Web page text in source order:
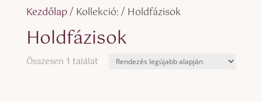
Kezdőlap/ Kollekció: / Holdfázisok
Holdfázisok
Összesen 1 találat